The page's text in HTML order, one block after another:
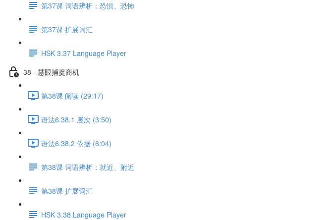
第37课 词语辨析：恐惧、恐怖
第37课 扩展词汇
HSK 3.37 Language Player
38 - 慧眼捕捉商机
第38课 阅读 (29:17)
语法6.38.1 屡次 (3:50)
语法6.38.2 依据 (6:04)
第38课 词语辨析：就近、附近
第38课 扩展词汇
HSK 3.38 Language Player